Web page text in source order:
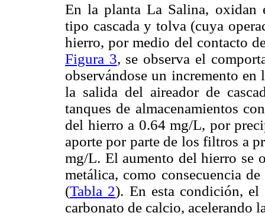
En la planta La Salina, oxidan
tipo cascada y tolva (cuya
hierro, por medio del contacto
Figura 3, se observa el
observándose un incremento
la salida del aireador de
tanques de almacenamientos
del hierro a 0.64 mg/L, por
aporte por parte de los filtros a
mg/L. El aumento del hierro se
metálica, como consecuencia
(Tabla 2). En esta condición, el
carbonato de calcio, acelerando